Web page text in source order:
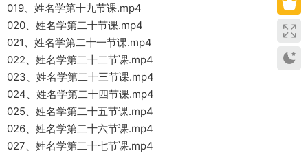
019、姓名学第十九节课.mp4
020、姓名学第二十节课.mp4
021、姓名学第二十一节课.mp4
022、姓名学第二十二节课.mp4
023、姓名学第二十三节课.mp4
024、姓名学第二十四节课.mp4
025、姓名学第二十五节课.mp4
026、姓名学第二十六节课.mp4
027、姓名学第二十七节课.mp4